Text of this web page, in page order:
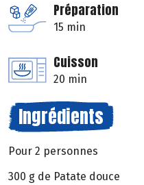
Préparation
15 min
Cuisson
20 min
Ingrédients
Pour 2 personnes
300 g de Patate douce